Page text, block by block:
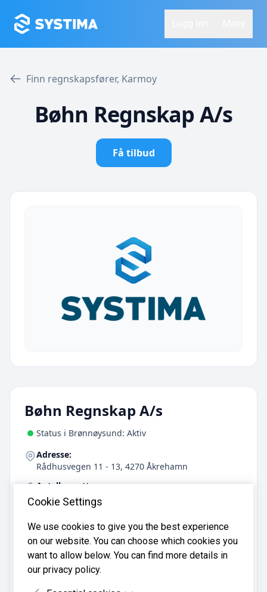
Finn regnskapsfører, Karmoy
Bøhn Regnskap A/s
Få tilbud
Bøhn Regnskap A/s
Status i Brønnøysund: Aktiv
Adresse:
Rådhusvegen 11 - 13, 4270 Åkrehamn
Antall ansatte:
19
52 84 44 44
Bøhn Regnskap A/s er registrert i
Cookie Settings
We use cookies to give you the best experience
on our website. You can choose which cookies you
want to allow below. You can find more details in
our privacy policy.